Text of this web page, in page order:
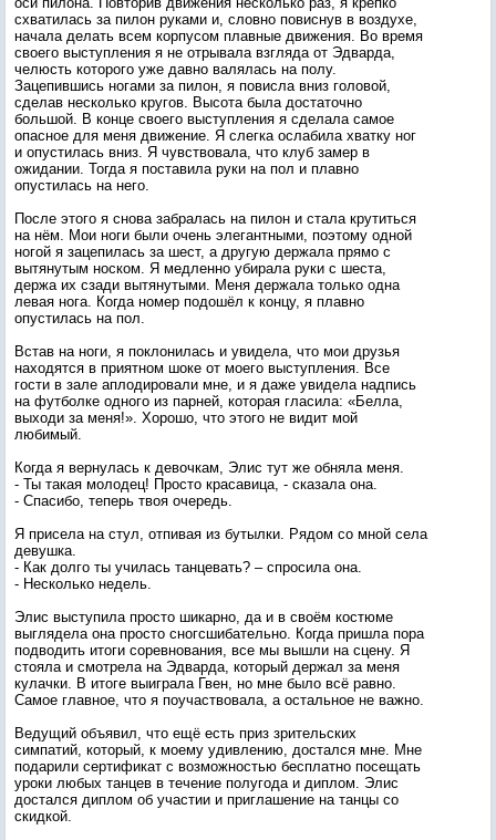
схватилась за пилон руками и, словно повиснув в воздухе,
начала делать всем корпусом плавные движения. Во время
своего выступления я не отрывала взгляда от Эдварда,
челюсть которого уже давно валялась на полу.
Зацепившись ногами за пилон, я повисла вниз головой,
сделав несколько кругов. Высота была достаточно
большой. В конце своего выступления я сделала самое
опасное для меня движение. Я слегка ослабила хватку ног
и опустилась вниз. Я чувствовала, что клуб замер в
ожидании. Тогда я поставила руки на пол и плавно
опустилась на него.
После этого я снова забралась на пилон и стала крутиться
на нём. Мои ноги были очень элегантными, поэтому одной
ногой я зацепилась за шест, а другую держала прямо с
вытянутым носком. Я медленно убирала руки с шеста,
держа их сзади вытянутыми. Меня держала только одна
левая нога. Когда номер подошёл к концу, я плавно
опустилась на пол.
Встав на ноги, я поклонилась и увидела, что мои друзья
находятся в приятном шоке от моего выступления. Все
гости в зале аплодировали мне, и я даже увидела надпись
на футболке одного из парней, которая гласила: «Белла,
выходи за меня!». Хорошо, что этого не видит мой
любимый.
Когда я вернулась к девочкам, Элис тут же обняла меня.
- Ты такая молодец! Просто красавица, - сказала она.
- Спасибо, теперь твоя очередь.
Я присела на стул, отпивая из бутылки. Рядом со мной села
девушка.
- Как долго ты училась танцевать? – спросила она.
- Несколько недель.
Элис выступила просто шикарно, да и в своём костюме
выглядела она просто сногсшибательно. Когда пришла пора
подводить итоги соревнования, все мы вышли на сцену. Я
стояла и смотрела на Эдварда, который держал за меня
кулачки. В итоге выиграла Гвен, но мне было всё равно.
Самое главное, что я поучаствовала, а остальное не важно.
Ведущий объявил, что ещё есть приз зрительских
симпатий, который, к моему удивлению, достался мне. Мне
подарили сертификат с возможностью бесплатно посещать
уроки любых танцев в течение полугода и диплом. Элис
достался диплом об участии и приглашение на танцы со
скидкой.